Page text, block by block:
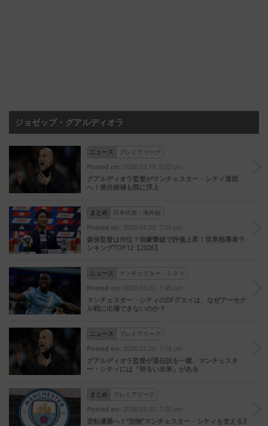
ジョゼップ・グアルディオラ
ニュース プレミアリーグ
Posted on: 2026.05.19. 5:05 pm
グアルディオラ監督がマンチェスター・シティ退団
へ！後任候補も既に浮上
まとめ 日本代表・海外組
Posted on: 2026.04.23. 7:00 pm
森保監督は何位？強豪撃破で評価上昇！世界指導者ラ
ンキングTOP12【2026】
ニュース マンチェスター・シティ
Posted on: 2026.03.22. 7:45 pm
マンチェスター・シティのDFグエイは、なぜアーセナ
ル戦に出場できないのか？
ニュース プレミアリーグ
Posted on: 2026.03.20. 7:18 pm
グアルディオラ監督が退任説を一蹴、マンチェスタ
ー・シティには「明るい未来」がある
まとめ プレミアリーグ
Posted on: 2026.03.03. 7:00 pm
逆転優勝へ！“別物”マンチェスター・シティを支える3